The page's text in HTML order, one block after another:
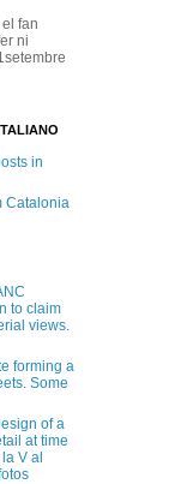
fan
ni
in
Catalonia
to claim
views.
forming a
Some
of a
at time
V al